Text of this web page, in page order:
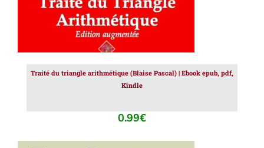
Traité du triangle arithmétique (Blaise Pascal) | Ebook epub, pdf,
Kindle
0.99€